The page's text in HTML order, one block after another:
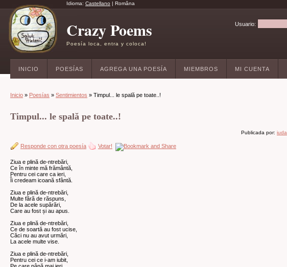
Idioma: Castellano | Româna
Crazy Poems
Poesía loca, entra y coloca!
Usuario:
INICIO POESÍAS AGREGA UNA POESÍA MIEMBROS MI CUENTA
Inicio » Poesías » Sentimientos » Timpul... le spală pe toate..!
Timpul... le spală pe toate..!
Publicada por: iuda
Responde con otra poesía Votar!
Ziua e plină de-ntrebări,
Ce în minte mă frământă,
Pentru cei care ca ieri,
Îi credeam icoană sfântă.
Ziua e plină de-ntrebări,
Multe fără de răspuns,
De la acele supărări,
Care au fost și au apus.
Ziua e plină de-ntrebări,
Ce de soartă au fost ucise,
Căci nu au avut urmări,
La acele multe vise.
Ziua e plină de-ntrebări,
Pentru cei ce i-am iubit,